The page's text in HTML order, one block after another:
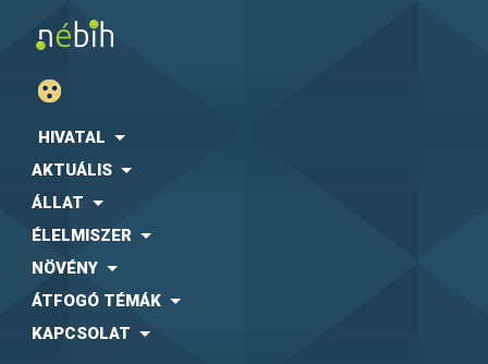
HIVATAL
AKTUÁLIS
ÁLLAT
ÉLELMISZER
NÖVÉNY
ÁTFOGÓ TÉMÁK
KAPCSOLAT